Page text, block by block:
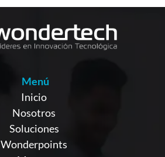
Menú
Inicio
Nosotros
Soluciones
Wonderpoints